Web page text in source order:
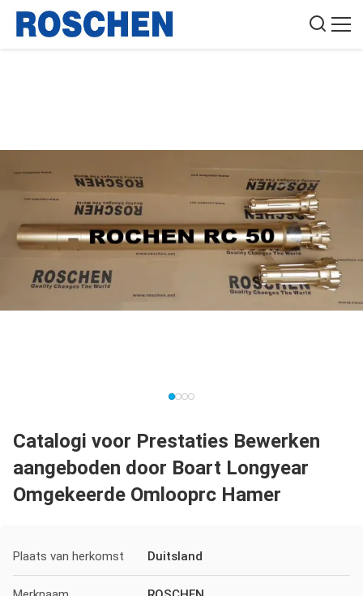
Catalogi voor Prestaties Bewerken
aangeboden door Boart Longyear
Omgekeerde Omlooprc Hamer
Plaats van herkomst Duitsland